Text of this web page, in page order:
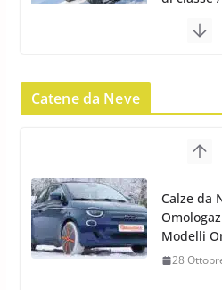
13
Yokohama Geolandar
pneumatici invernali
22 Novembre 2012 2
Catene da Neve
Calze da
Modelli
28